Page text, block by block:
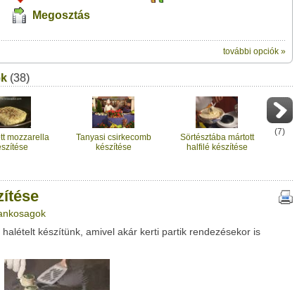
Megosztás
további opciók »
videótipp
Üzenet (opcionális):
Google
Digg
sem.
között
(38)
mozzarella
Tanyasi csirkecomb
készítése
Sörtésztába mártott
halfilé készítése
(7)
készítünk, amivel akár kerti partik rendezésekor is